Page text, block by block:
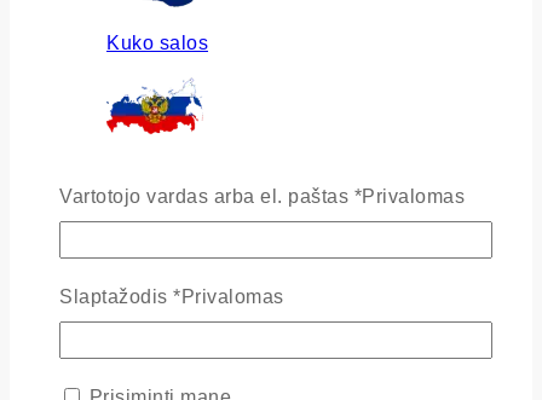
Kuko salos
Vartotojo vardas arba el. paštas *Privalomas
Slaptažodis *Privalomas